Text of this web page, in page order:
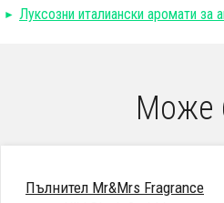
Луксозни италиански аромати за
Може
Пълнител Mr&Mrs Fragrance